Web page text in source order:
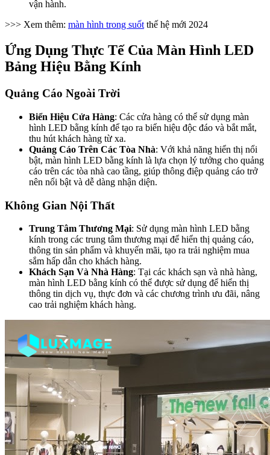
vận hành.
>>> Xem thêm: màn hình trong suốtthế hệ mới 2024
Ứng Dụng Thực Tế Của Màn Hình LED
Bảng Hiệu Bằng Kính​
Quảng Cáo Ngoài Trời​
Biển Hiệu Cửa Hàng: Các cửa hàng có thể sử dụng màn
hình LED bằng kính để tạo ra biển hiệu độc đáo và bắt mắt,
thu hút khách hàng từ xa.
Quảng Cáo Trên Các Tòa Nhà: Với khả năng hiển thị nổi
bật, màn hình LED bằng kính là lựa chọn lý tưởng cho quảng
cáo trên các tòa nhà cao tầng, giúp thông điệp quảng cáo trở
nên nổi bật và dễ dàng nhận diện.
Không Gian Nội Thất​
Trung Tâm Thương Mại: Sử dụng màn hình LED bằng
kính trong các trung tâm thương mại để hiển thị quảng cáo,
thông tin sản phẩm và khuyến mãi, tạo ra trải nghiệm mua
sắm hấp dẫn cho khách hàng.
Khách Sạn Và Nhà Hàng: Tại các khách sạn và nhà hàng,
màn hình LED bằng kính có thể được sử dụng để hiển thị
thông tin dịch vụ, thực đơn và các chương trình ưu đãi, nâng
cao trải nghiệm khách hàng.